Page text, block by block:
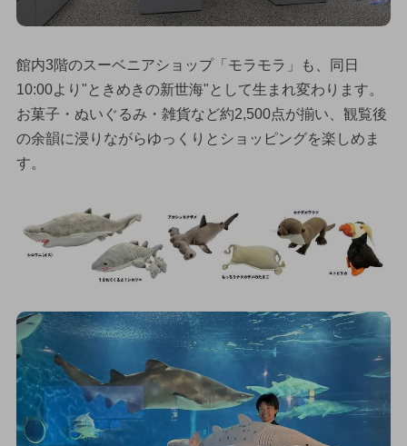
館内3階のスーベニアショップ「モラモラ」も、同日
10:00より"ときめきの新世海"として生まれ変わります。
お菓子・ぬいぐるみ・雑貨など約2,500点が揃い、観覧後
の余韻に浸りながらゆっくりとショッピングを楽しめま
す。